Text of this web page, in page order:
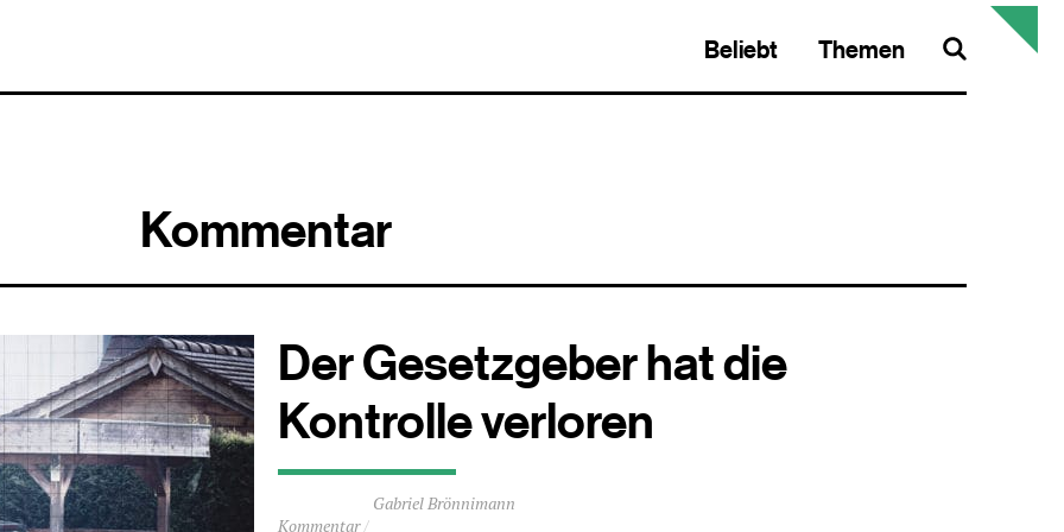
Beliebt Themen
Kommentar
Der Gesetzgeber hat die
Kontrolle verloren
Durchschnittliche
Kommentar
Gabriel Brönnimann